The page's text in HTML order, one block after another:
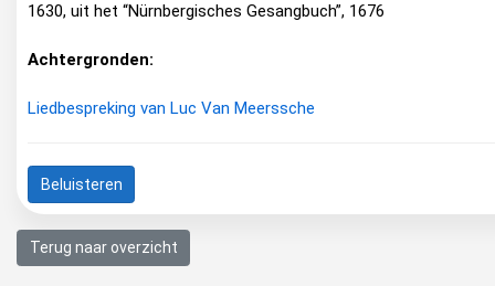
1630, uit het “Nürnbergisches Gesangbuch”, 1676
Achtergronden:
Liedbespreking van Luc Van Meerssche
Beluisteren
Terug naar overzicht